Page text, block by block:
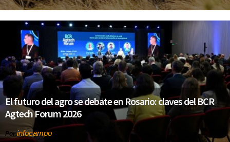
El futuro del agro se debate en Rosario: claves del BCR
Agtech Forum 2026
Por infocampo